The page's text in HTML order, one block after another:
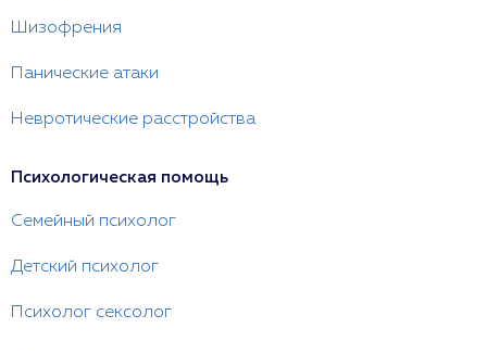
Шизофрения
Панические атаки
Невротические расстройства
Психологическая помощь
Семейный психолог
Детский психолог
Психолог сексолог